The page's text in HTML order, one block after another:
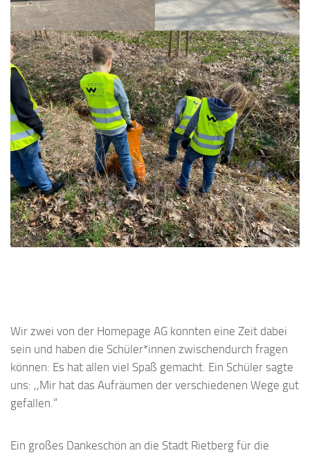
Wir zwei von der Homepage AG konnten eine Zeit dabei
sein und haben die Schüler*innen zwischendurch fragen
können: Es hat allen viel Spaß gemacht. Ein Schüler sagte
uns: ,,Mir hat das Aufräumen der verschiedenen Wege gut
gefallen.“
Ein großes Dankeschön an die Stadt Rietberg für die